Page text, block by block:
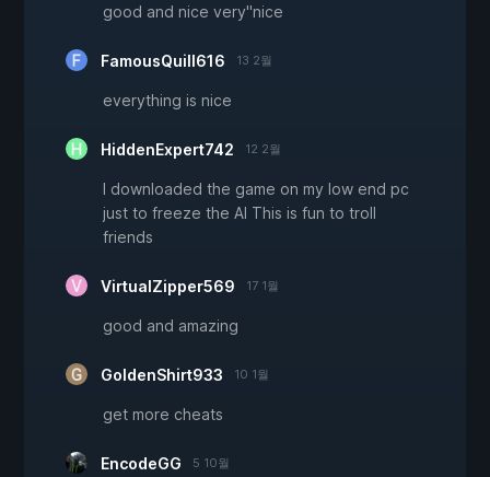
good and nice very''nice
FamousQuill616 13 2월
everything is nice
HiddenExpert742 12 2월
I downloaded the game on my low end pc
just to freeze the AI This is fun to troll
friends
VirtualZipper569 17 1월
good and amazing
GoldenShirt933 10 1월
get more cheats
EncodeGG 5 10월